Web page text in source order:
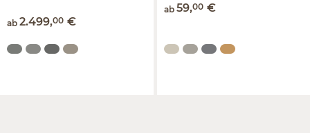
ab 2.499,00 €
ab 59,00 €